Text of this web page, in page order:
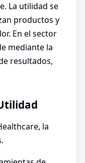
La utilidad se
productos y
En el sector
mediante la
resultados,
la